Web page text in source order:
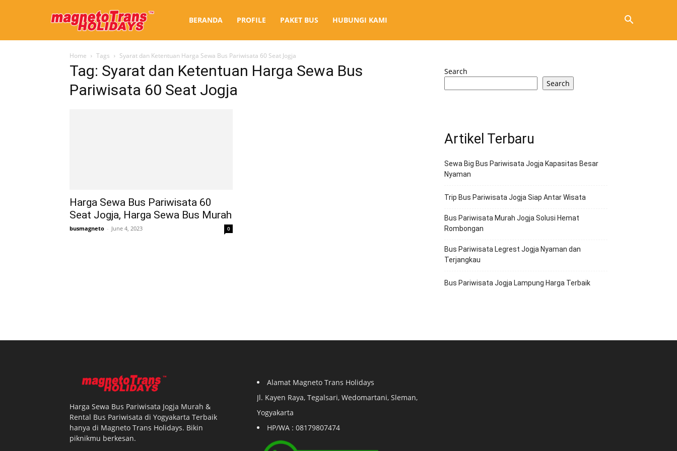
Bus
BERANDA PROFILE PAKET BUS HUBUNGI KAMI
Home Tags Syarat dan Ketentuan Harga Sewa Bus Pariwisata 60 Seat Jogja
Tag: Syarat dan Ketentuan Harga Sewa Bus
Pariwisata 60 Seat Jogja
Harga Sewa Bus Pariwisata 60
Seat Jogja, Harga Sewa Bus Murah
busmagneto - June 4, 2023 0
Search
Search
Artikel Terbaru
Sewa Big Bus Pariwisata Jogja Kapasitas Besar
Nyaman
Trip Bus Pariwisata Jogja Siap Antar Wisata
Bus Pariwisata Murah Jogja Solusi Hemat
Rombongan
Bus Pariwisata Legrest Jogja Nyaman dan
Terjangkau
Bus Pariwisata Jogja Lampung Harga Terbaik
Harga Sewa Bus Pariwisata Jogja Murah &
Rental Bus Pariwisata di Yogyakarta Terbaik
hanya di Magneto Trans Holidays. Bikin
piknikmu berkesan.
Alamat Magneto Trans Holidays
Jl. Kayen Raya, Tegalsari, Wedomartani, Sleman,
Yogyakarta
HP/WA : 08179807474